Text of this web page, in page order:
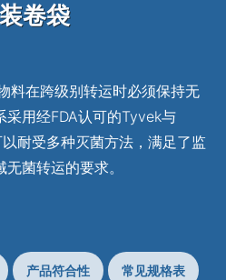
卷袋
料在跨级别转运时必须保持无
采用经FDA认可的Tyvek与
耐受多种灭菌方法，满足了监
菌转运的要求。
产品符合性 常见规格表